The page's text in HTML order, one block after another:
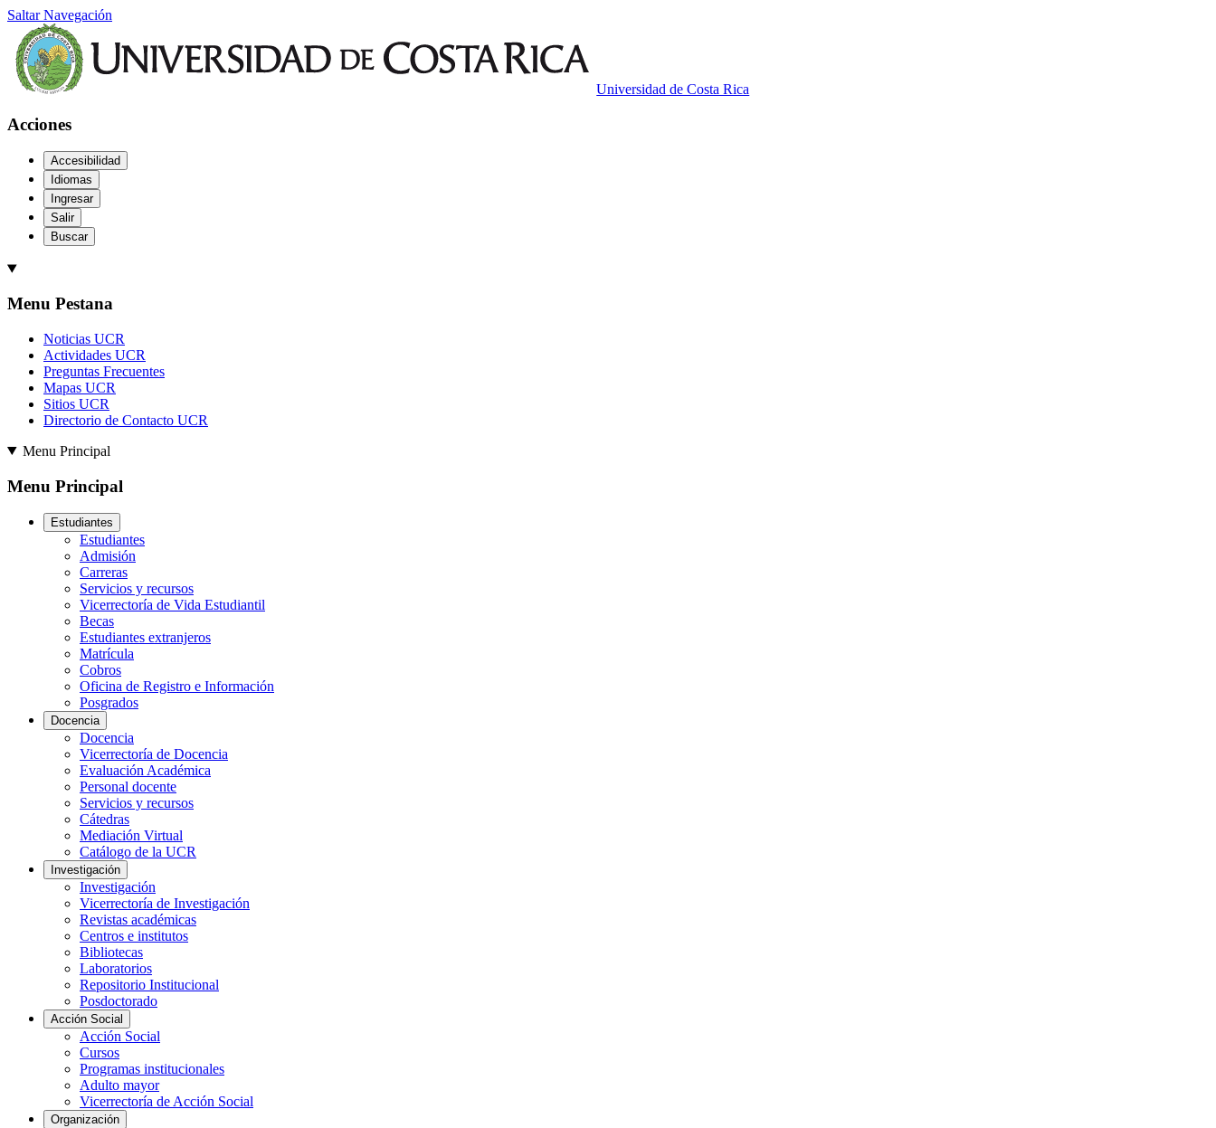
Saltar Navegación
Universidad de Costa Rica
Acciones
Accesibilidad
Idiomas
Ingresar
Salir
Buscar
Menu Pestana
Noticias UCR
Actividades UCR
Preguntas Frecuentes
Mapas UCR
Sitios UCR
Directorio de Contacto UCR
Menu Principal
Menu Principal
Estudiantes
Estudiantes
Admisión
Carreras
Servicios y recursos
Vicerrectoría de Vida Estudiantil
Becas
Estudiantes extranjeros
Matrícula
Cobros
Oficina de Registro e Información
Posgrados
Docencia
Docencia
Vicerrectoría de Docencia
Evaluación Académica
Personal docente
Servicios y recursos
Cátedras
Mediación Virtual
Catálogo de la UCR
Investigación
Investigación
Vicerrectoría de Investigación
Revistas académicas
Centros e institutos
Bibliotecas
Laboratorios
Repositorio Institucional
Posdoctorado
Acción Social
Acción Social
Cursos
Programas institucionales
Adulto mayor
Vicerrectoría de Acción Social
Organización